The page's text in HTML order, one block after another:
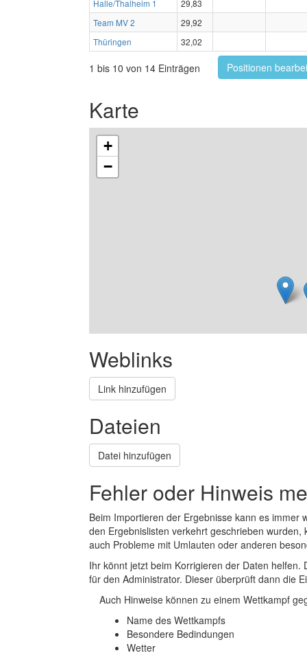
Halle/Thalheim 1
29,83
Team MV 2
29,92
Thüringen
32,02
1 bis 10 von 14 Einträgen Positionen
Karte
+
−
Weblinks
Link hinzufügen
Dateien
Datei hinzufügen
Fehler oder Hinweis
Beim Importieren der Ergebnisse kann es
den Ergebnislisten verkehrt geschrieben
auch Probleme mit Umlauten oder anderen
Ihr könnt jetzt beim Korrigieren der Daten
für den Administrator. Dieser überprüft dann die
Auch Hinweise können zu einem Wettkampf
Name des Wettkampfs
Besondere Bedindungen
Wetter